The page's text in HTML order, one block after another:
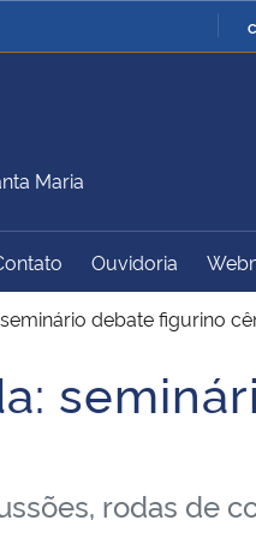
e
Ministério da Defesa
Ministério do
Desenvolvimento
Advocacia-Geral da
Maria
Ouvidoria
debate figurino
rodas de